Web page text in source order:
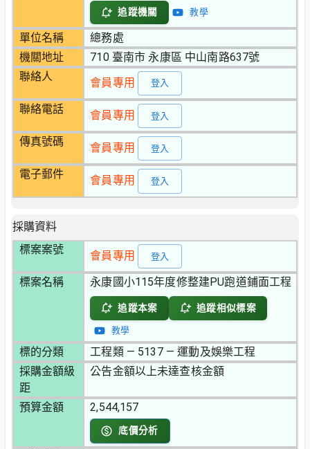
追蹤機關 教學
單位名稱
總務處
機關地址
710 臺南市 永康區 中山南路637號
聯絡人
會員專用 登入
聯絡電話 會員專用 登入
傳真號碼 會員專用 登入
電子郵件 會員專用 登入
採購資料
標案案號
會員專用 登入
標案名稱 永康國小115年度修整建PU跑道鋪面工程
追蹤本案 追蹤相似標案
教學
標的分類
工程類 — 5137 — 運動及娛樂工程
採購金額級
距
公告金額以上未達查核金額
預算金額 2,544,157
底價分析